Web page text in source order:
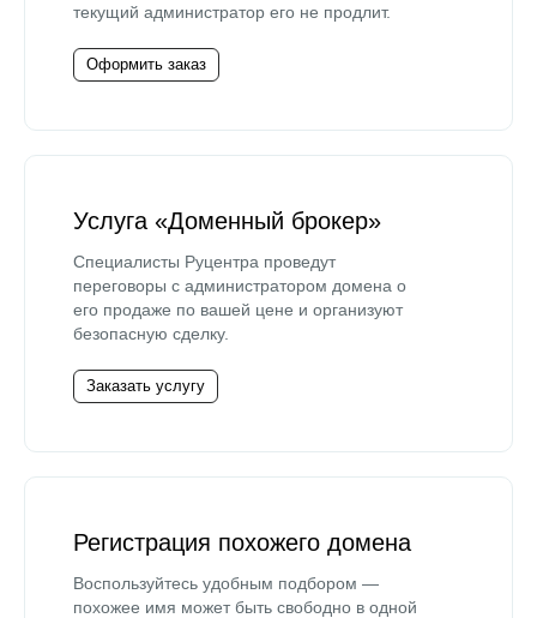
текущий администратор его не продлит.
Оформить заказ
Услуга «Доменный брокер»
Специалисты Руцентра проведут
переговоры с администратором домена о
его продаже по вашей цене и организуют
безопасную сделку.
Заказать услугу
Регистрация похожего домена
Воспользуйтесь удобным подбором —
похожее имя может быть свободно в одной